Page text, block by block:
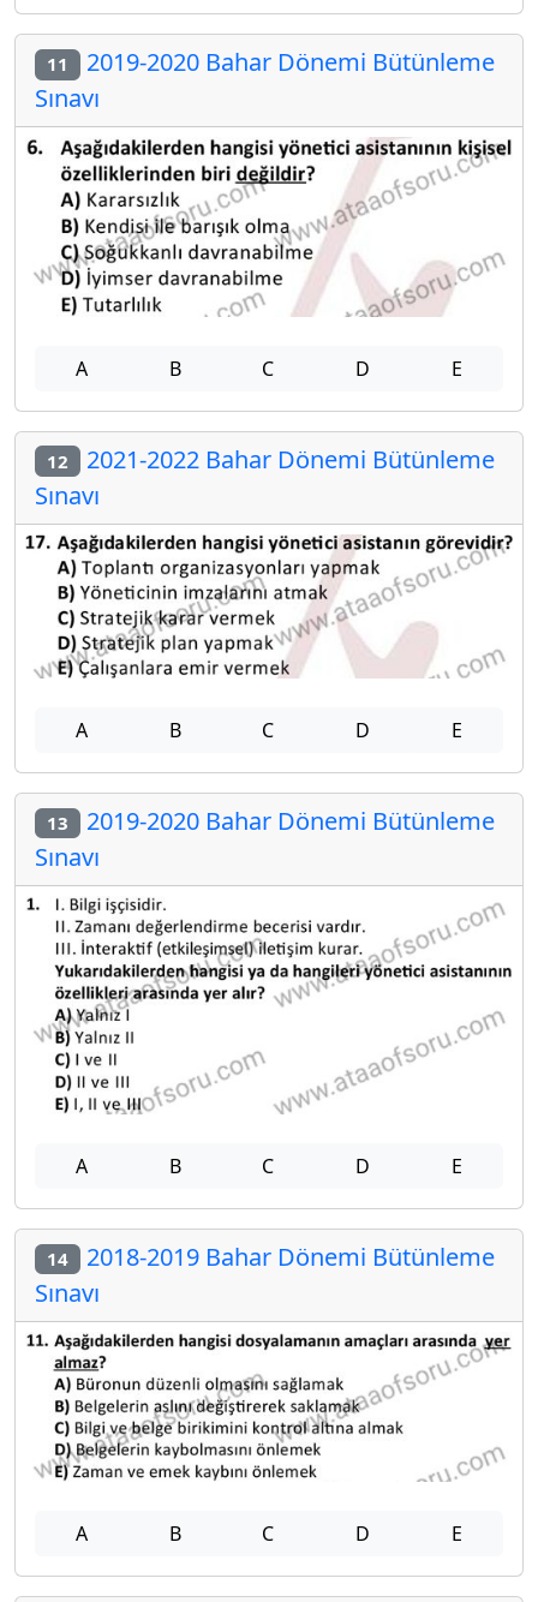
11 2019-2020 Bahar Dönemi Bütünleme
Sınavı
A B C D E
12 2021-2022 Bahar Dönemi Bütünleme
Sınavı
A B C D E
13 2019-2020 Bahar Dönemi Bütünleme
Sınavı
A B C D E
14 2018-2019 Bahar Dönemi Bütünleme
Sınavı
A B C D E